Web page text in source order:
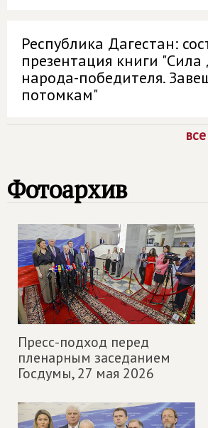
Республика Дагестан:
презентация книги "Сила
народа-победителя.
потомкам"
Фотоархив
Пресс-подход перед
пленарным заседанием
Госдумы,27 мая 2026